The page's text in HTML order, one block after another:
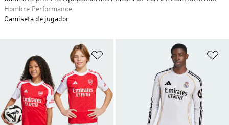
Añadir a la lista de deseos
Hombre Performance
Camiseta de jugador